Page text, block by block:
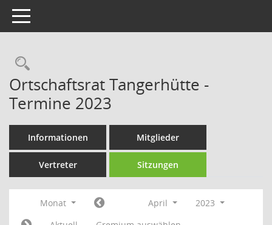
Toggle navigation
Rechercheauswahl
Ortschaftsrat Tangerhütte -
Termine 2023
Informationen Mitglieder
Vertreter Sitzungen
Monat April
2023